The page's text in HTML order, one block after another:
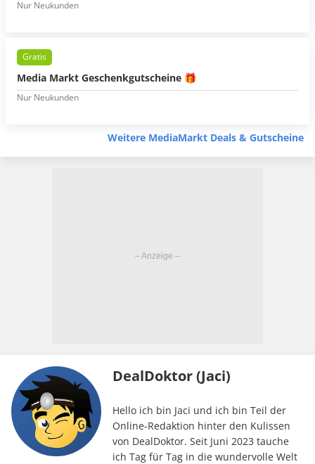
Nur Neukunden
Gratis
Media Markt Geschenkgutscheine 🎁
Nur Neukunden
Weitere MediaMarkt Deals & Gutscheine
DealDoktor (Jaci)
Hello ich bin Jaci und ich bin Teil der
Online-Redaktion hinter den Kulissen
von DealDoktor. Seit Juni 2023 tauche
ich Tag für Tag in die wundervolle Welt